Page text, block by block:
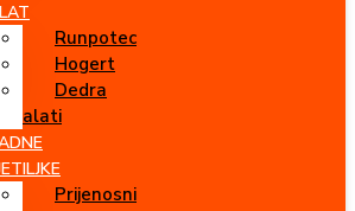
Runpotec
Hogert
Dedra
alati
Prijenosni